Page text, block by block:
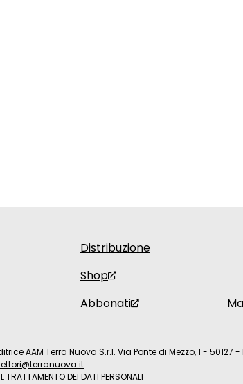
Distribuzione
Shop
Abbonati
AAM Terra Nuova S.r.l. Via Ponte di Mezzo, 1 - 50127 -
TRATTAMENTO DEI DATI PERSONALI